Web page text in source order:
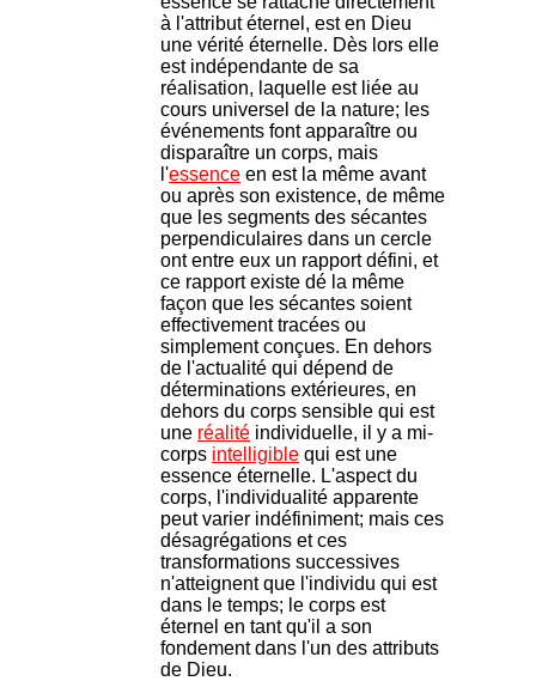
à l'attribut éternel, est en Dieu
une vérité éternelle. Dès lors elle
est indépendante de sa
réalisation, laquelle est liée au
cours universel de la nature; les
événements font apparaître ou
disparaître un corps, mais
l'essence en est la même avant
ou après son existence, de même
que les segments des sécantes
perpendiculaires dans un cercle
ont entre eux un rapport défini, et
ce rapport existe dé la même
façon que les sécantes soient
effectivement tracées ou
simplement conçues. En dehors
de l'actualité qui dépend de
déterminations extérieures, en
dehors du corps sensible qui est
une réalité individuelle, il y a mi-
corps intelligible qui est une
essence éternelle. L'aspect du
corps, l'individualité apparente
peut varier indéfiniment; mais ces
désagrégations et ces
transformations successives
n'atteignent que l'individu qui est
dans le temps; le corps est
éternel en tant qu'il a son
fondement dans l'un des attributs
de Dieu.